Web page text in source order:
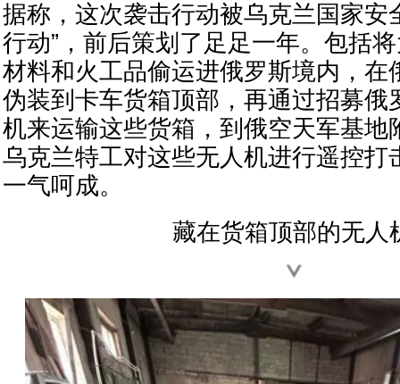
据称，这次袭击行动被乌克兰国家安
行动”，前后策划了足足一年。包括
材料和火工品偷运进俄罗斯境内，在
伪装到卡车货箱顶部，再通过招募俄
机来运输这些货箱，到俄空天军基地
乌克兰特工对这些无人机进行遥控打
一气呵成。
藏在货箱顶部的无人